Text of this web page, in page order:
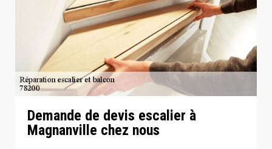
Demande de devis escalier à
Magnanville chez nous